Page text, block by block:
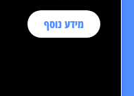
מידע נוסף